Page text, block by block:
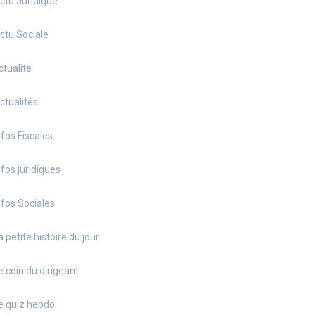
Sociale
Fiscales
juridiques
Sociales
petite histoire du jour
coin du dirigeant
quiz hebdo